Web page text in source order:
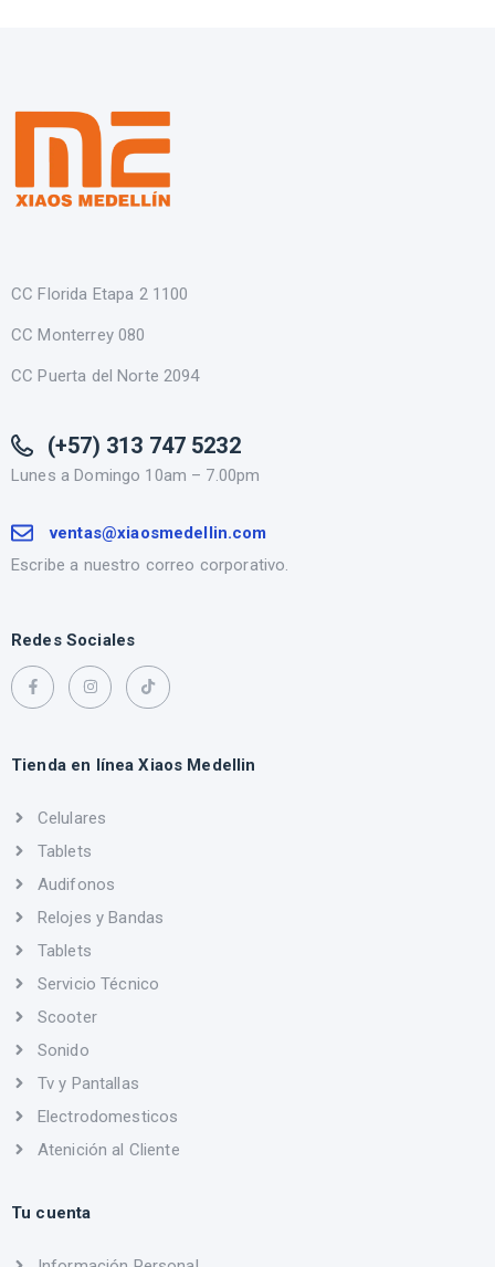
CC Florida Etapa 2 1100
CC Monterrey 080
CC Puerta del Norte 2094
(+57) 313 747 5232
Lunes a Domingo 10am – 7.00pm
ventas@xiaosmedellin.com
Escribe a nuestro correo corporativo.
Redes Sociales
Tienda en línea Xiaos Medellin
Celulares
Tablets
Audifonos
Relojes y Bandas
Tablets
Servicio Técnico
Scooter
Sonido
Tv y Pantallas
Electrodomesticos
Atenición al Cliente
Tu cuenta